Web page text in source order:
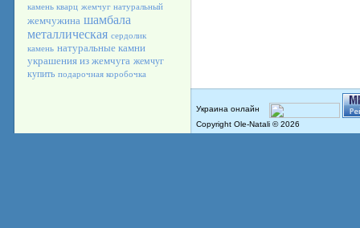
камень кварц жемчуг натуральный
жемчужина шамбала
металлическая сердолик
камень натуральные камни
украшения из жемчуга жемчуг
купить подарочная коробочка
Copyright Ole-Natali © 2026